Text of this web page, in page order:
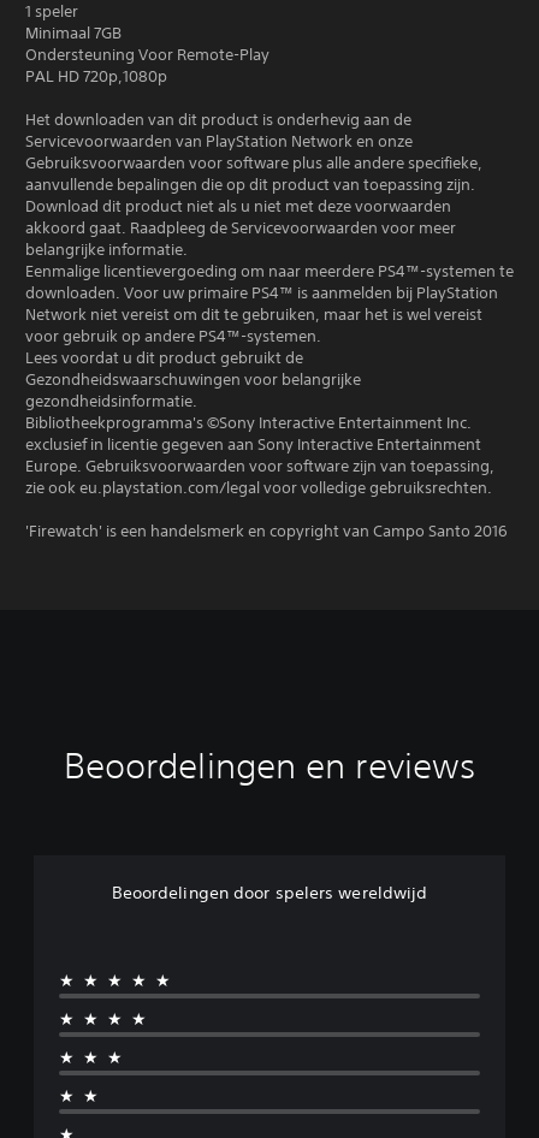
1 speler
Minimaal 7GB
Ondersteuning Voor Remote-Play
PAL HD 720p,1080p
Het downloaden van dit product is onderhevig aan de
Servicevoorwaarden van PlayStation Network en onze
Gebruiksvoorwaarden voor software plus alle andere specifieke,
aanvullende bepalingen die op dit product van toepassing zijn.
Download dit product niet als u niet met deze voorwaarden
akkoord gaat. Raadpleeg de Servicevoorwaarden voor meer
belangrijke informatie.
Eenmalige licentievergoeding om naar meerdere PS4™-systemen te
downloaden. Voor uw primaire PS4™ is aanmelden bij PlayStation
Network niet vereist om dit te gebruiken, maar het is wel vereist
voor gebruik op andere PS4™-systemen.
Lees voordat u dit product gebruikt de
Gezondheidswaarschuwingen voor belangrijke
gezondheidsinformatie.
Bibliotheekprogramma's ©Sony Interactive Entertainment Inc.
exclusief in licentie gegeven aan Sony Interactive Entertainment
Europe. Gebruiksvoorwaarden voor software zijn van toepassing,
zie ook eu.playstation.com/legal voor volledige gebruiksrechten.
'Firewatch' is een handelsmerk en copyright van Campo Santo 2016
Beoordelingen en reviews
Beoordelingen door spelers wereldwijd
★★★★★
★★★★
★★★
★★